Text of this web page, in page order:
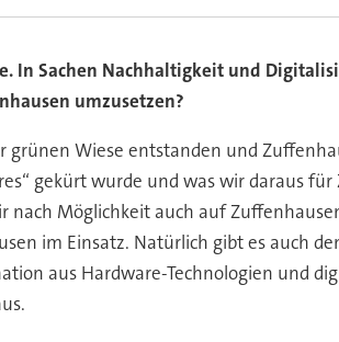
Sachen Nachhaltigkeit und
umzusetzen?
grünen Wiese entstanden und
gekürt wurde und was wir daraus
Möglichkeit auch auf
im Einsatz. Natürlich gibt es auch
aus Hardware-Technologien und